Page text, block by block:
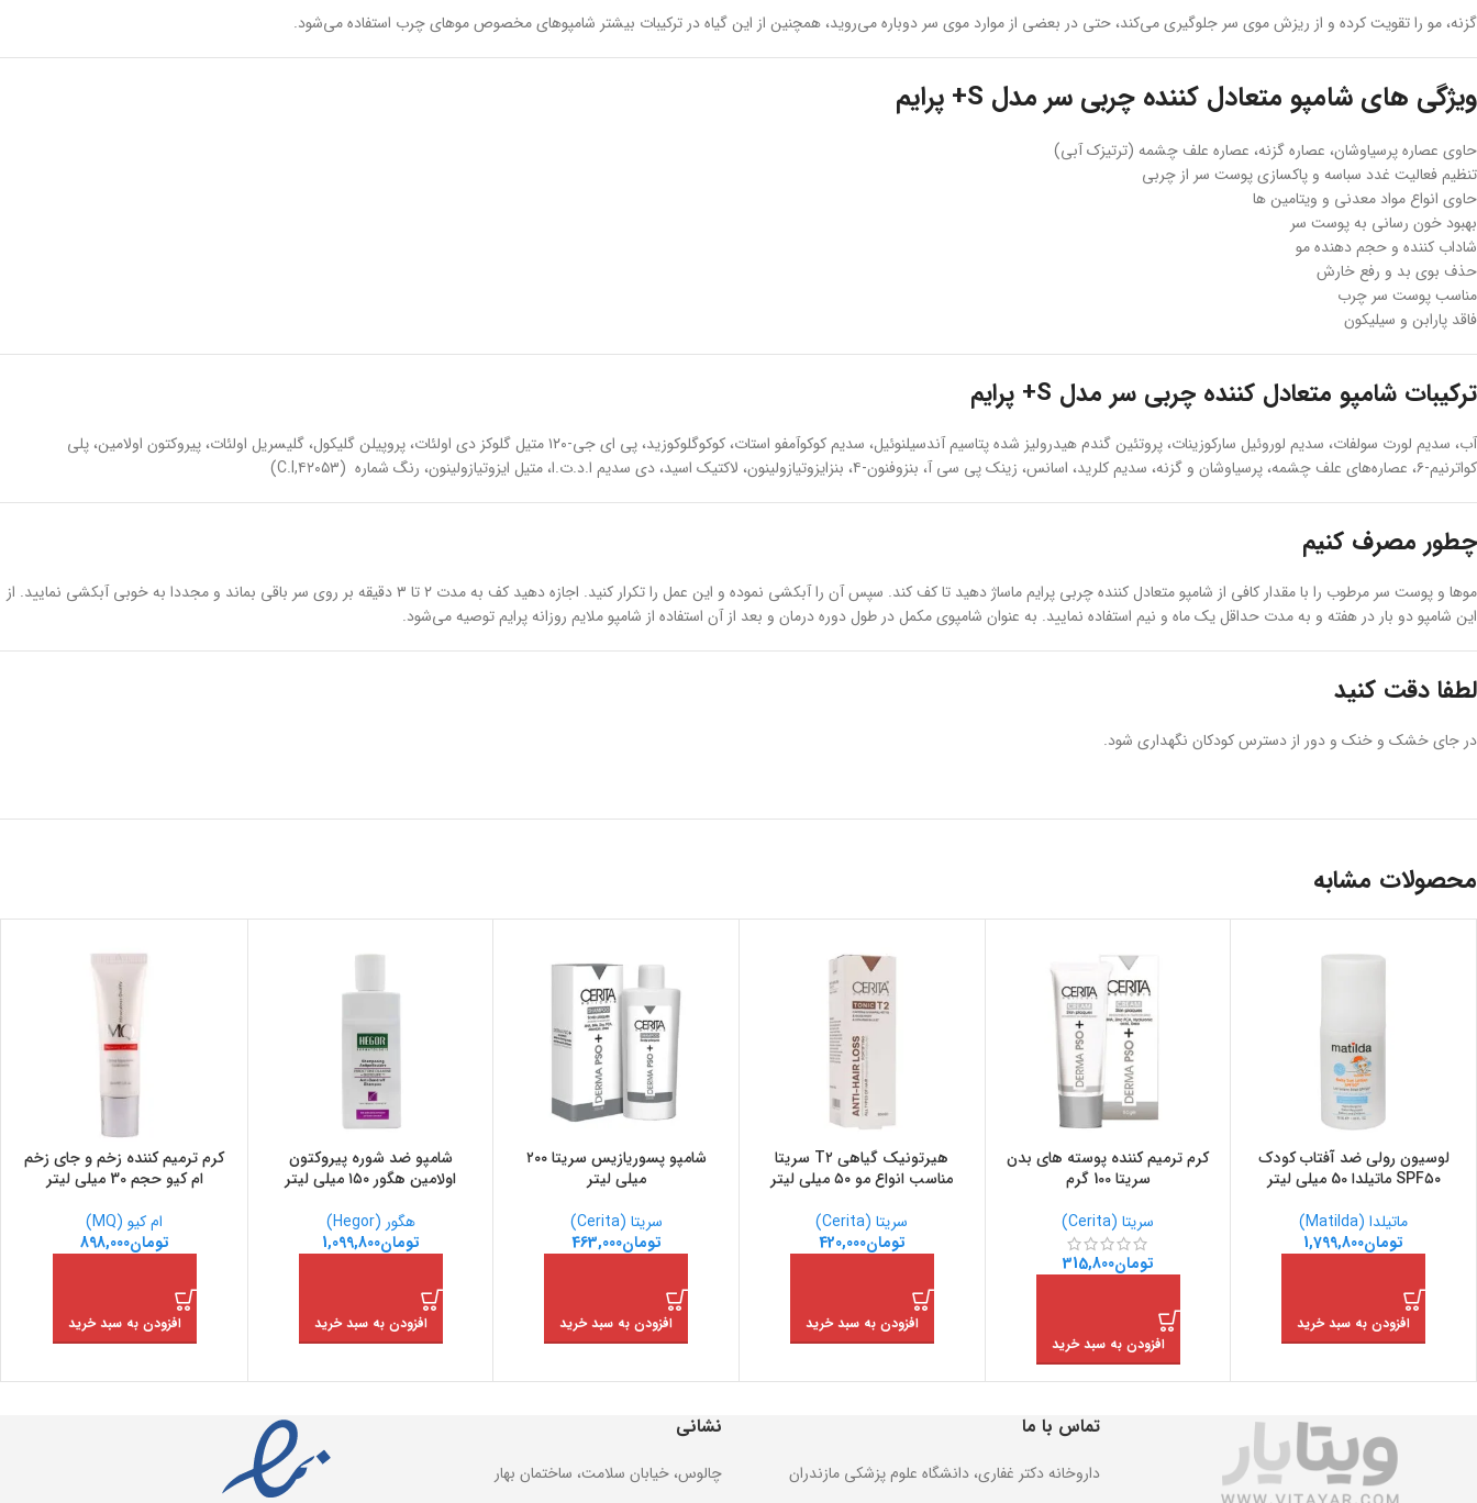
گزنه، مو را تقویت کرده و از ریزش موی سر جلوگیری می‌کند، حتی در بعضی از موارد موی سر دوباره می‌روید، همچنین از این گیاه در ترکیبات بیشتر شامپوهای مخصوص موهای چرب استفاده می‌شود.
ویژگی های شامپو متعادل کننده چربی سر مدل S+ پرایم
حاوی عصاره پرسیاوشان، عصاره گزنه، عصاره علف چشمه (ترتیزک آبی)
تنظیم فعالیت غدد سباسه و پاکسازی پوست سر از چربی
حاوی انواع مواد معدنی و ویتامین ها
بهبود خون رسانی به پوست سر
شاداب کننده و حجم دهنده مو
حذف بوی بد و رفع خارش
مناسب پوست سر چرب
فاقد پارابن و سیلیکون
ترکیبات شامپو متعادل کننده چربی سر مدل S+ پرایم
آب، سدیم لورت سولفات، سدیم لوروئیل سارکوزینات، پروتئین گندم هیدرولیز شده پتاسیم آندسیلنوئیل، سدیم کوکوآمفو استات، کوکوگلوکوزید، پی ای جی-۱۲۰ متیل گلوکز دی اولئات، پروپیلن گلیکول، گلیسریل اولئات، پیروکتون اولامین، پلی
کواترنیم-۶، عصاره‌های علف چشمه، پرسیاوشان و گزنه، سدیم کلرید، اسانس، زینک پی سی آ، بنزوفنون-۴، بنزایزوتیازولینون، لاکتیک اسید، دی سدیم ا.د.ت.ا، متیل ایزوتیازولینون، رنگ شماره (C.I,۴۲۰۵۳)
چطور مصرف کنیم
موها و پوست سر مرطوب را با مقدار کافی از شامپو متعادل کننده چربی پرایم ماساژ دهید تا کف کند. سپس آن را آبکشی نموده و این عمل را تکرار کنید. اجازه دهید کف به مدت ۲ تا ۳ دقیقه بر روی سر باقی بماند و مجددا به خوبی آبکشی نمایید. از
این شامپو دو بار در هفته و به مدت حداقل یک ماه و نیم استفاده نمایید. به عنوان شامپوی مکمل در طول دوره درمان و بعد از آن استفاده از شامپو ملایم روزانه پرایم توصیه می‌شود.
لطفا دقت کنید
در جای خشک و خنک و دور از دسترس کودکان نگهداری شود.
محصولات مشابه
لوسیون رولی ضد آفتاب کودک
SPF۵۰ ماتیلدا 50 میلی لیتر
ماتیلدا (Matilda)
تومان1,799,800
افزودن به سبد خرید
کرم ترمیم کننده پوسته های بدن
سریتا 100 گرم
سریتا (Cerita)
تومان315,800
افزودن به سبد خرید
هیرتونیک گیاهی T۲ سریتا
مناسب انواع مو ۵۰ میلی لیتر
سریتا (Cerita)
تومان420,000
افزودن به سبد خرید
شامپو پسوریازیس سریتا ۲۰۰
میلی لیتر
سریتا (Cerita)
تومان463,000
افزودن به سبد خرید
شامپو ضد شوره پیروکتون
اولامین هگور ۱۵۰ میلی لیتر
هگور (Hegor)
تومان1,099,800
افزودن به سبد خرید
کرم ترمیم کننده زخم و جای زخم
ام کیو حجم 30 میلی لیتر
ام کیو (MQ)
تومان898,000
افزودن به سبد خرید
تماس با ما
داروخانه دکتر غفاری، دانشگاه علوم پزشکی مازندران
نشانی
چالوس، خیابان سلامت، ساختمان بهار